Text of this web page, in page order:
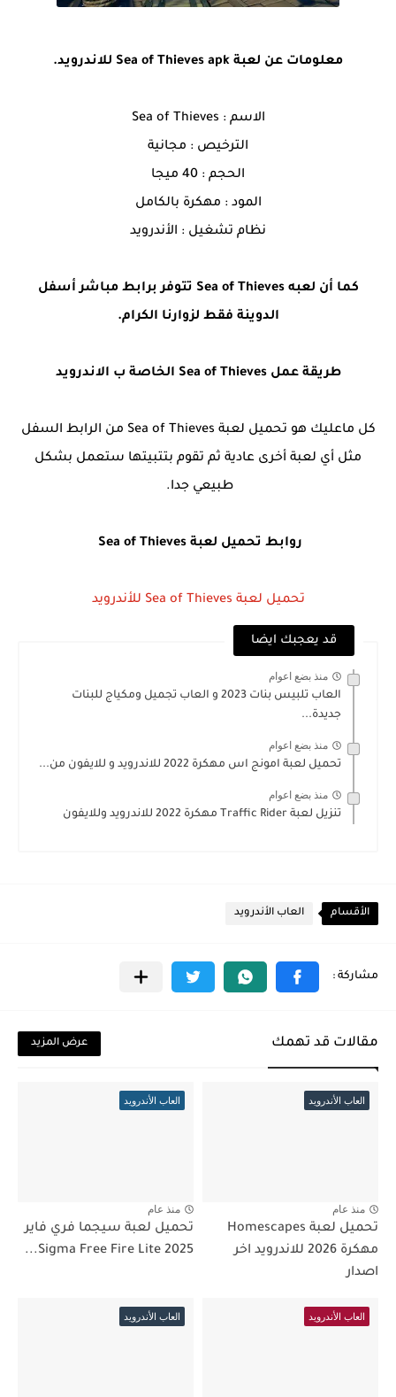
معلومات عن لعبة Sea of Thieves apk للاندرويد.
الاسم : Sea of Thieves
الترخيص : مجانية
الحجم : 40 ميجا
المود : مهكرة بالكامل
نظام تشغيل : الأندرويد
كما أن لعبه Sea of Thieves تتوفر برابط مباشر أسفل
الدوينة فقط لزوارنا الكرام.
طريقة عمل Sea of Thieves الخاصة ب الاندرويد
كل ماعليك هو تحميل لعبة Sea of Thieves من الرابط السفل
مثل أي لعبة أخرى عادية ثم تقوم بتتبيتها ستعمل بشكل
طبيعي جدا.
روابط تحميل لعبة Sea of Thieves
تحميل لعبة Sea of Thieves للأندرويد
قد يعجبك ايضا
منذ بضع اعوام
العاب تلبيس بنات 2023 و العاب تجميل ومكياج للبنات
جديدة...
منذ بضع اعوام
تحميل لعبة امونج اس مهكرة 2022 للاندرويد و للايفون من...
منذ بضع اعوام
تنزيل لعبة Traffic Rider مهكرة 2022 للاندرويد وللايفون
الأقسام العاب الأندرويد
مقالات قد تهمك عرض المزيد
العاب الأندرويد
منذ عام
تحميل لعبة Homescapes
مهكرة 2026 للاندرويد اخر
اصدار
العاب الأندرويد
منذ عام
تحميل لعبة سيجما فري فاير
Sigma Free Fire Lite 2025...
العاب الأندرويد العاب الأندرويد